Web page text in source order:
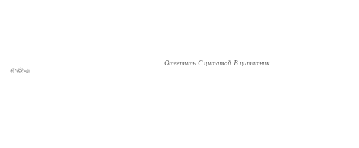
Ответить С цитатой В цитатник